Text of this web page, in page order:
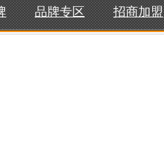
品牌专区 招商加盟